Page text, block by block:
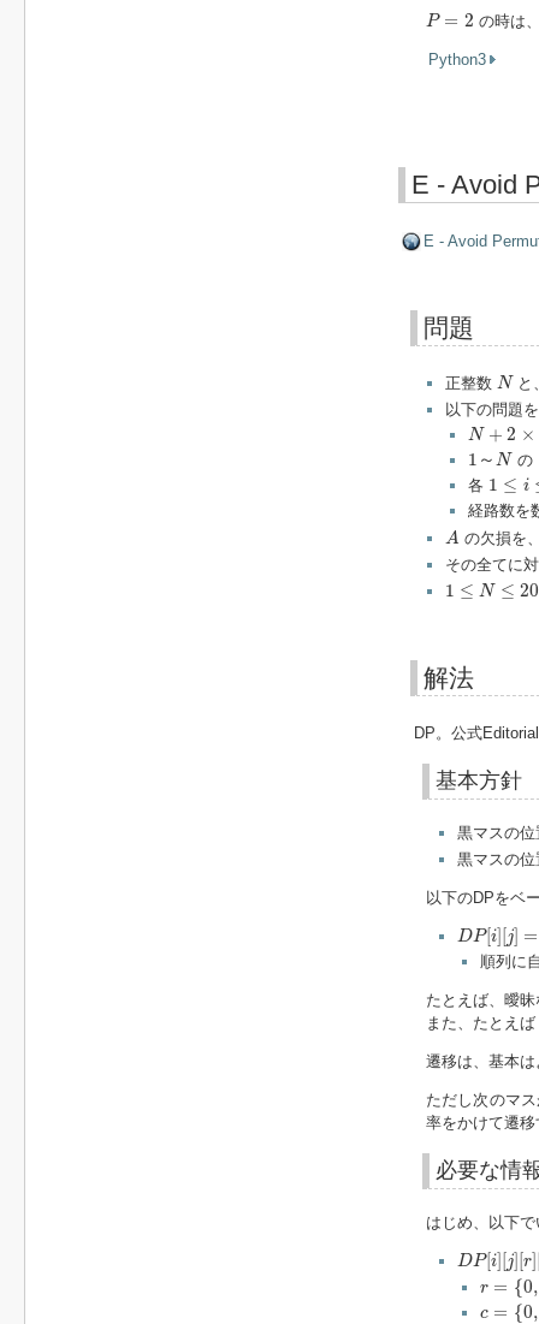
P = 2
P= の時は
Python3
E - Avoid
E - Avoid
問題
正整数 N
N と
以下の問題
N + 2 ×
N+ 2 ×N +
1 ～ N
1 N
の
各 1 ≤ i
1 i≤ N
経路数を
A
A の欠損を
その全てに
1 ≤ N ≤
1 N ≤200
解法
DP。公式
基本方針
黒マスの
黒マスの
以下のDPをベ
DP[i][j] =
DP[i][j] =
順列に
たとえば、曖
また、たとえば
遷移は、基本
ただし次のマ
率をかけて遷移
必要な情
はじめ、以下
DP[i j [r
DP[i][j] [r] c
r = {0,
= {0,1}
c = {0,
,1}